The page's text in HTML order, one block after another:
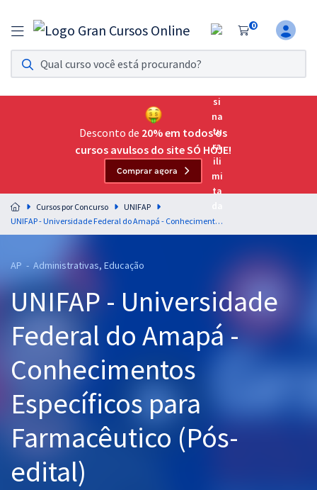
0
Assinatura Ilimitada 11
Acesso a todos os cursos. Teste grátis por 7 dias!
Assinatura OAB Até Passar
Acesso ilimitado a toda preparação para o Exame da
Residências Multiprofissionais
Preparação completa e intensiva para as principais
residências em saúde do Brasil
Cursos 20% OFF
Pós
Graduação
OAB
Questões grátis
Desconto de 20% em todos os
cursos avulsos do site SÓ HOJE!
Comprar agora
Cursos por Concurso
UNIFAP
UNIFAP - Universidade Federal do Amapá - Conhecimentos Específicos para Farmacêutico (Pós-edital)
AP - Administrativas, Educação
UNIFAP - Universidade
Federal do Amapá -
Conhecimentos
Específicos para
Farmacêutico (Pós-
edital)